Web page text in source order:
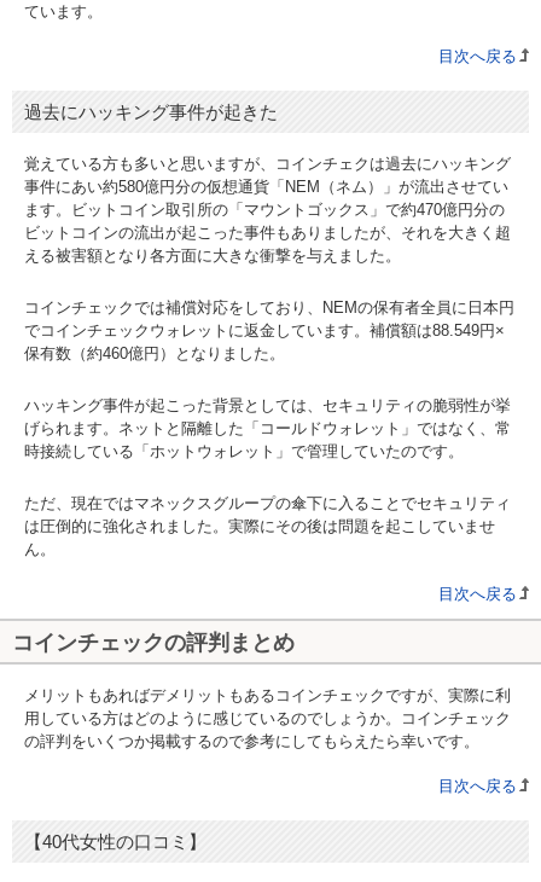
ています。
目次へ戻る
過去にハッキング事件が起きた
覚えている方も多いと思いますが、コインチェクは過去にハッキング
事件にあい約580億円分の仮想通貨「NEM（ネム）」が流出させてい
ます。ビットコイン取引所の「マウントゴックス」で約470億円分の
ビットコインの流出が起こった事件もありましたが、それを大きく超
える被害額となり各方面に大きな衝撃を与えました。
コインチェックでは補償対応をしており、NEMの保有者全員に日本円
でコインチェックウォレットに返金しています。補償額は88.549円×
保有数（約460億円）となりました。
ハッキング事件が起こった背景としては、セキュリティの脆弱性が挙
げられます。ネットと隔離した「コールドウォレット」ではなく、常
時接続している「ホットウォレット」で管理していたのです。
ただ、現在ではマネックスグループの傘下に入ることでセキュリティ
は圧倒的に強化されました。実際にその後は問題を起こしていませ
ん。
目次へ戻る
コインチェックの評判まとめ
メリットもあればデメリットもあるコインチェックですが、実際に利
用している方はどのように感じているのでしょうか。コインチェック
の評判をいくつか掲載するので参考にしてもらえたら幸いです。
目次へ戻る
【40代女性の口コミ】